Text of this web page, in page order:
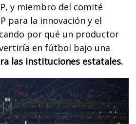
y miembro del comité
para la innovación y el
por qué un productor
en fútbol bajo una
las instituciones estatales.